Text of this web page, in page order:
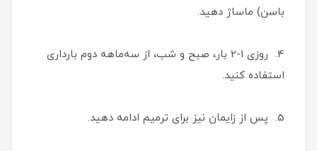
باسن) ماساژ دهید.
4. روزی 1-2 بار، صبح و شب، از سه‌ماهه دوم بارداری
استفاده کنید.
5. پس از زایمان نیز برای ترمیم ادامه دهید.